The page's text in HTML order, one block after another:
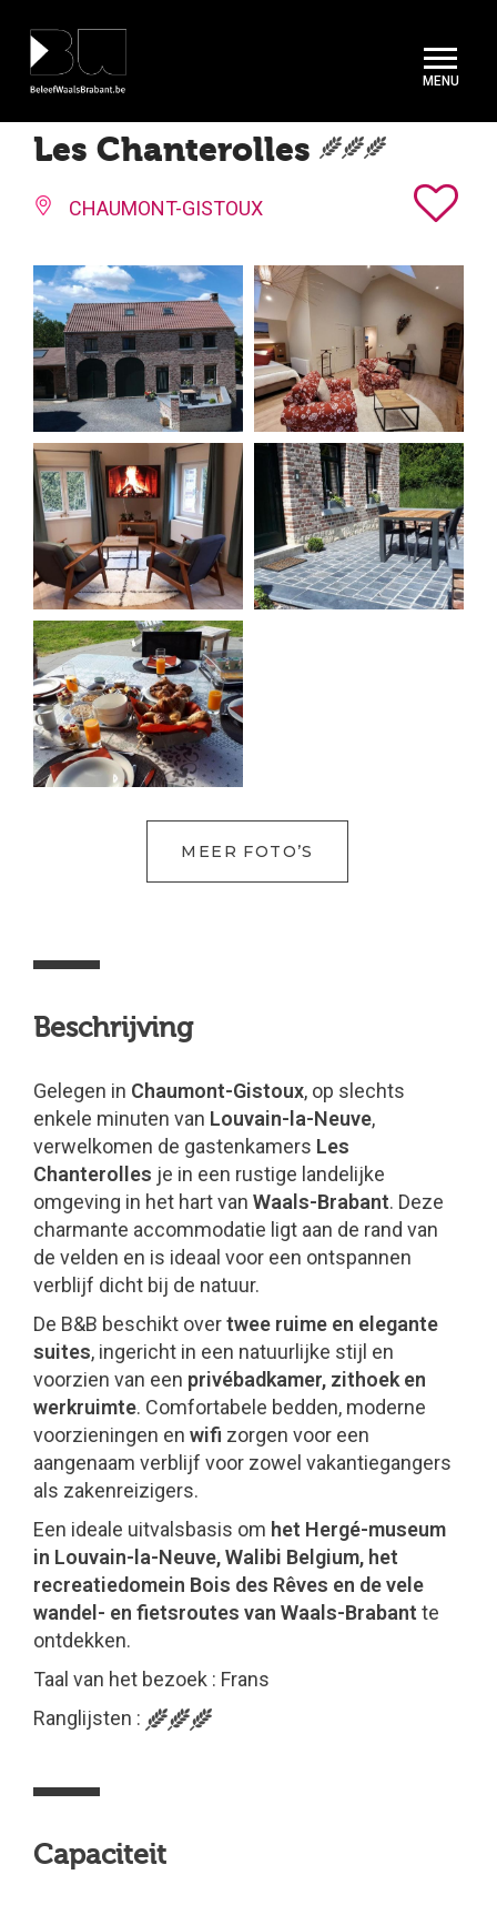
Les Chanterolles
CHAUMONT-GISTOUX
MEER FOTO’S
Beschrijving
Gelegen in Chaumont-Gistoux, op slechts
enkele minuten van Louvain-la-Neuve,
verwelkomen de gastenkamers Les
Chanterolles je in een rustige landelijke
omgeving in het hart van Waals-Brabant. Deze
charmante accommodatie ligt aan de rand van
de velden en is ideaal voor een ontspannen
verblijf dicht bij de natuur.
De B&B beschikt overtwee ruime en elegante
suites, ingericht in een natuurlijke stijl en
voorzien van een privébadkamer, zithoek en
werkruimte. Comfortabele bedden, moderne
voorzieningen en wifi zorgen voor een
aangenaam verblijf voor zowel vakantiegangers
als zakenreizigers.
Een ideale uitvalsbasis om het Hergé-museum
in Louvain-la-Neuve, Walibi Belgium, het
recreatiedomein Bois des Rêves en de vele
wandel- en fietsroutes van Waals-Brabant te
ontdekken.
Taal van het bezoek : Frans
Ranglijsten :
Capaciteit